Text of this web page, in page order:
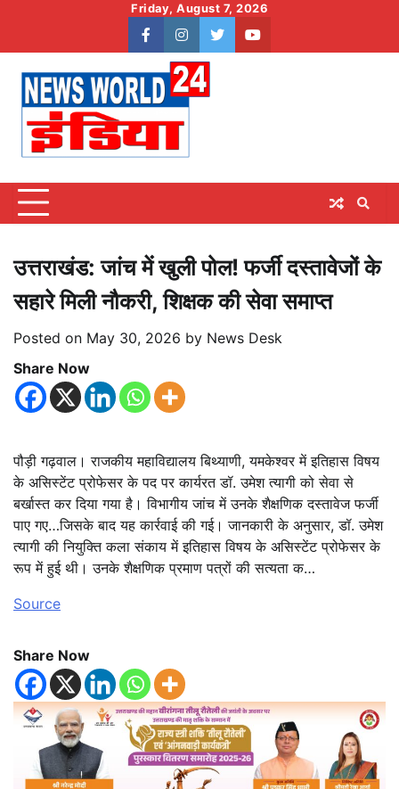
content
Friday, August 7, 2026
facebookinstagram
twitteryoutube
उत्तराखंड: जांच में खुली पोल! फर्जी दस्तावेजों के
सहारे मिली नौकरी, शिक्षक की सेवा समाप्त
Posted on May 30, 2026 by News Desk
Share Now
पौड़ी गढ़वाल। राजकीय महाविद्यालय बिथ्याणी, यमकेश्वर में इतिहास विषय
के असिस्टेंट प्रोफेसर के पद पर कार्यरत डॉ. उमेश त्यागी को सेवा से
बर्खास्त कर दिया गया है। विभागीय जांच में उनके शैक्षणिक दस्तावेज फर्जी
पाए गए…जिसके बाद यह कार्रवाई की गई। जानकारी के अनुसार, डॉ. उमेश
त्यागी की नियुक्ति कला संकाय में इतिहास विषय के असिस्टेंट प्रोफेसर के
रूप में हुई थी। उनके शैक्षणिक प्रमाण पत्रों की सत्यता क…
Source
Share Now